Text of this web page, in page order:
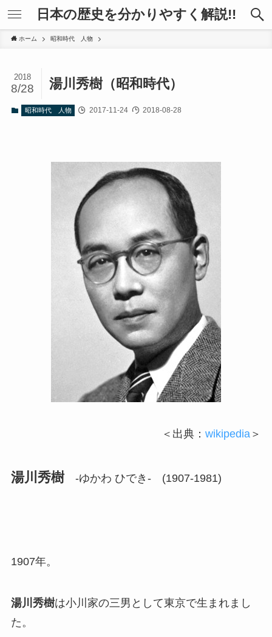
日本の歴史を分かりやすく解説!!
ホーム 昭和時代 人物
湯川秀樹（昭和時代）
2018
8/28
昭和時代 人物 2017-11-24 2018-08-28
＜出典：wikipedia ＞
湯川秀樹-ゆかわ ひでき- (1907-1981)
1907年。
湯川秀樹は小川家の三男として東京で生まれまし
た。